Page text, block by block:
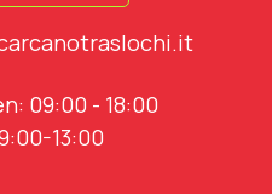
09:00 - 18:00
13:00